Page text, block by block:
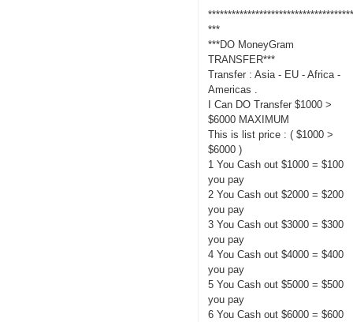
***
***DO MoneyGram
TRANSFER***
Transfer : Asia - EU - Africa -
Americas .
I Can DO Transfer $1000 >
$6000 MAXIMUM
This is list price : ( $1000 >
$6000 )
1 You Cash out $1000 = $100
you pay
2 You Cash out $2000 = $200
you pay
3 You Cash out $3000 = $300
you pay
4 You Cash out $4000 = $400
you pay
5 You Cash out $5000 = $500
you pay
6 You Cash out $6000 = $600